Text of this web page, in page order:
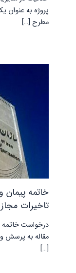
پروژه به عنوان
مطرح […]
خاتمه پیمان
تاخیرات مجاز
درخواست خاتمه
مقاله به پرسش
[…]